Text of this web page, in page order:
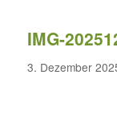
IMG-
3. Dezember